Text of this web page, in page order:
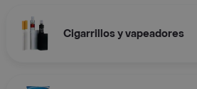
Cigarrillos y vapeadores